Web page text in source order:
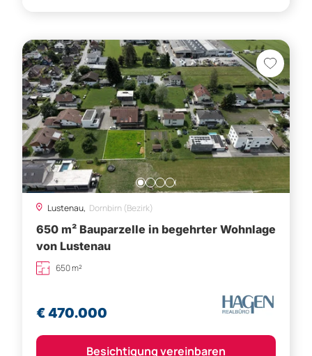
Lustenau, Dornbirn (Bezirk)
650 m² Bauparzelle in begehrter Wohnlage
von Lustenau
650 m²
€ 470.000
Besichtigung vereinbaren